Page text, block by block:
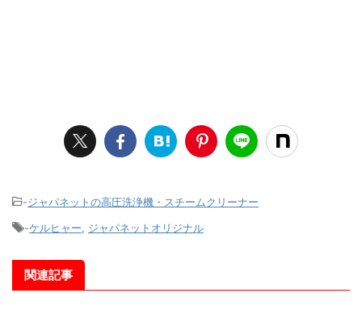
-ジャパネットの高圧洗浄機・スチームクリーナー
-ケルヒャー ジャパネットオリジナル
関連記事